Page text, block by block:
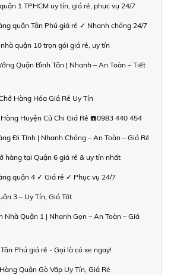
1 TPHCM uy tín, giá rẻ, phục vụ 24/7
quận Tân Phú giá rẻ ✓ Nhanh chóng 24/7
quận 10 trọn gói giá rẻ, uy tín
Quận Bình Tân | Nhanh – An Toàn – Tiết
Hàng Hóa Giá Rẻ Uy Tín
Huyện Củ Chi Giá Rẻ ☎️0983 440 454
Đi Tỉnh | Nhanh Chóng – An Toàn – Giá Rẻ
hàng tại Quận 6 giá rẻ & uy tín nhất
quận 4 ✓ Giá rẻ ✓ Phục vụ 24/7
3 – Uy Tín, Giá Tốt
Nhà Quận 1 | Nhanh Gọn – An Toàn – Giá
Phú giá rẻ - Gọi là có xe ngay!
Quận Gò Vấp Uy Tín, Giá Rẻ